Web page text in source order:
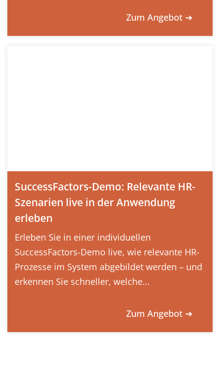
Zum Angebot ➔
SuccessFactors-Demo: Relevante HR-
Szenarien live in der Anwendung
erleben
Erleben Sie in einer individuellen
SuccessFactors-Demo live, wie relevante HR-
Prozesse im System abgebildet werden – und
erkennen Sie schneller, welche...
Zum Angebot ➔